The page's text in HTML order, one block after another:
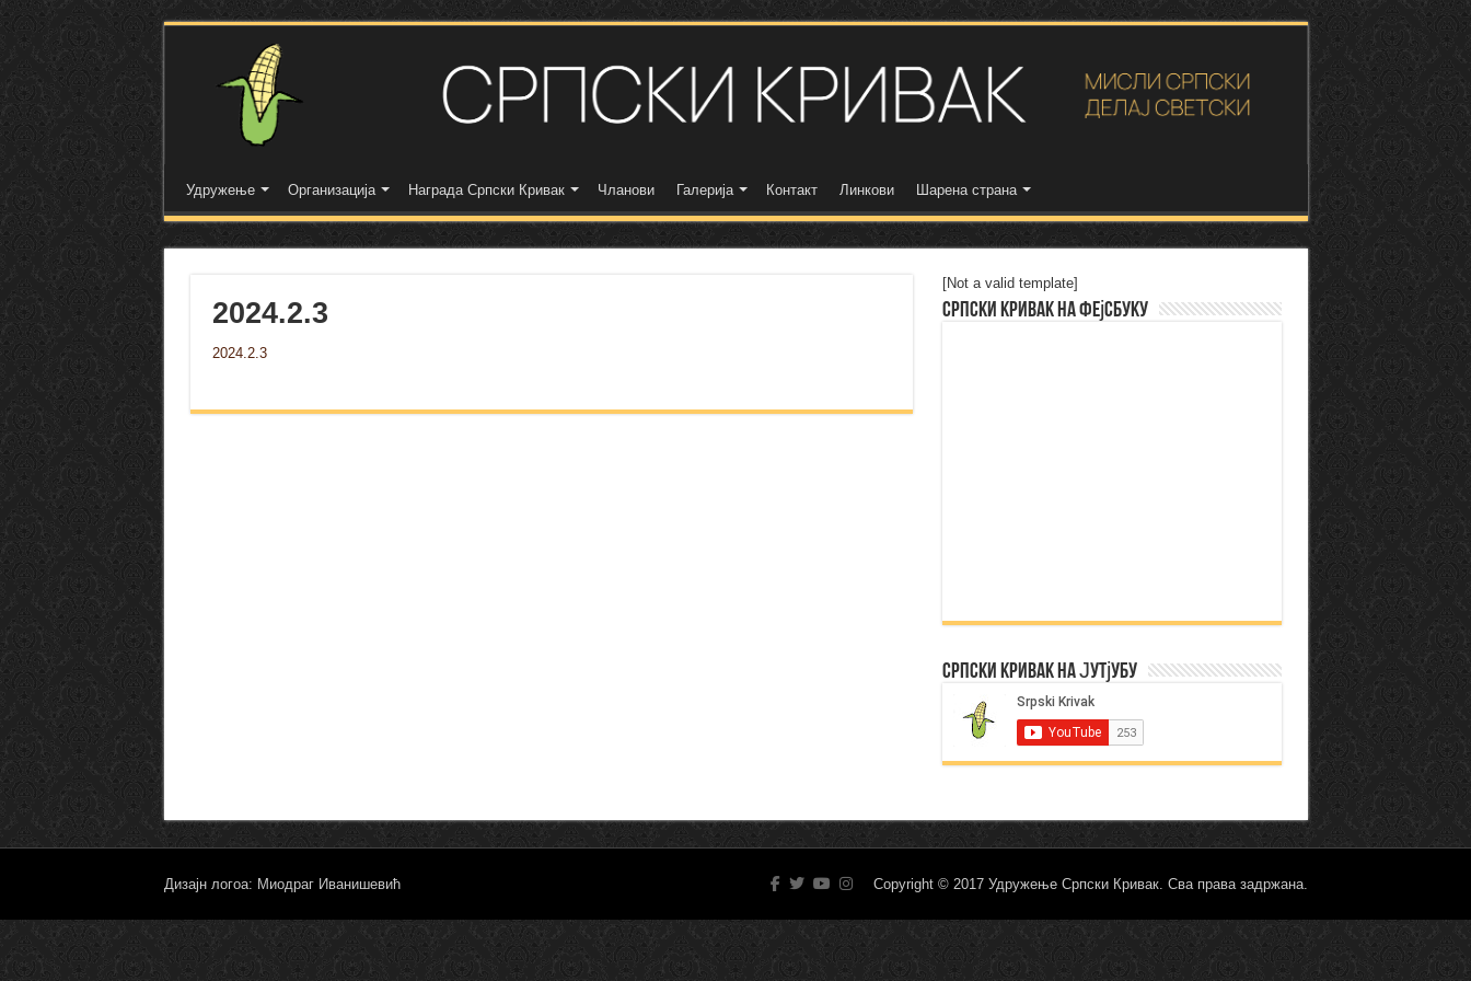
Удружење Организација Награда Српски Кривак Чланови Галерија Контакт Линкови Шарена страна
2024.2.3
2024.2.3
[Not a valid template]
Српски Кривак на Фејсбуку
Српски Кривак на Јутјубу
Copyright © 2017 Удружење Српски Кривак. Сва права задржана.
Дизајн логоа: Миодраг Иванишевић